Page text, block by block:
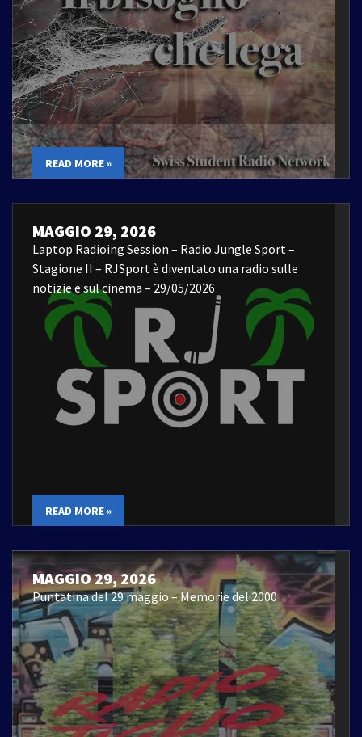
READ MORE »
MAGGIO 29, 2026
Laptop Radioing Session – Radio Jungle Sport –
Stagione II – RJSport è diventato una radio sulle
notizie e sul cinema – 29/05/2026
READ MORE »
MAGGIO 29, 2026
Puntatina del 29 maggio – Memorie del 2000